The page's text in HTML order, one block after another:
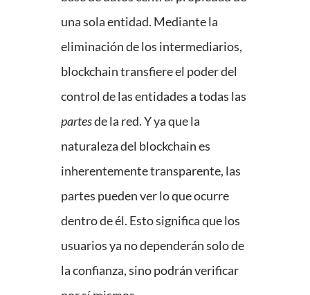
una sola entidad. Mediante la
eliminación de los intermediarios,
blockchain transfiere el poder del
control de las entidades a todas las
partesde la red. Y ya que la
naturaleza del blockchain es
inherentemente transparente, las
partes pueden ver lo que ocurre
dentro de él. Esto significa que los
usuarios ya no dependerán solo de
la confianza, sino podrán verificar